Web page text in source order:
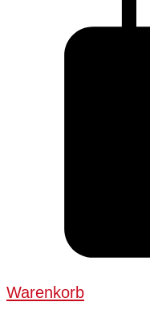
Warenkorb